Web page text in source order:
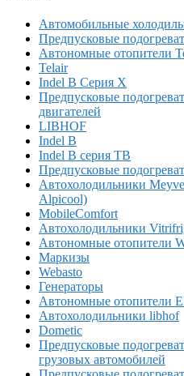
Автомобильные
Предпусковые
Автономные отопители
Telair
Indel B Серия X
Предпусковые
двигателей
LIBHOF
Indel B
Indel B серия TB
Предпусковые
Автохолодильники
Alpicool)
MobileComfort
Автохолодильники
Автономные отопители
Маркизы
Webasto
Генераторы
Автономные отопители
Автохолодильники libhof
Dometic
Предпусковые
грузовых автомобилей